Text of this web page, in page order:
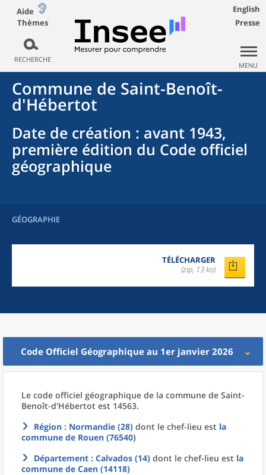
Aide
Thèmes
RECHERCHE
English
Presse
MENU
Commune de Saint-Benoît-
d'Hébertot
Date de création : avant 1943,
première édition du Code officiel
géographique
GÉOGRAPHIE
TÉLÉCHARGER
(zip, 13 ko)
Code Officiel Géographique au 1er janvier 2026
Le code officiel géographique de la commune de Saint-
Benoît-d'Hébertot est 14563.
Région : Normandie (28) dont le chef-lieu est la
commune de Rouen (76540)
Département : Calvados (14) dont le chef-lieu est la
commune de Caen (14118)